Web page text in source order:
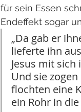
für sein Essen
Endeffekt sogar
„Da gab er
lieferte ihn
Jesus mit
Und sie
flochten eine
ein Rohr in